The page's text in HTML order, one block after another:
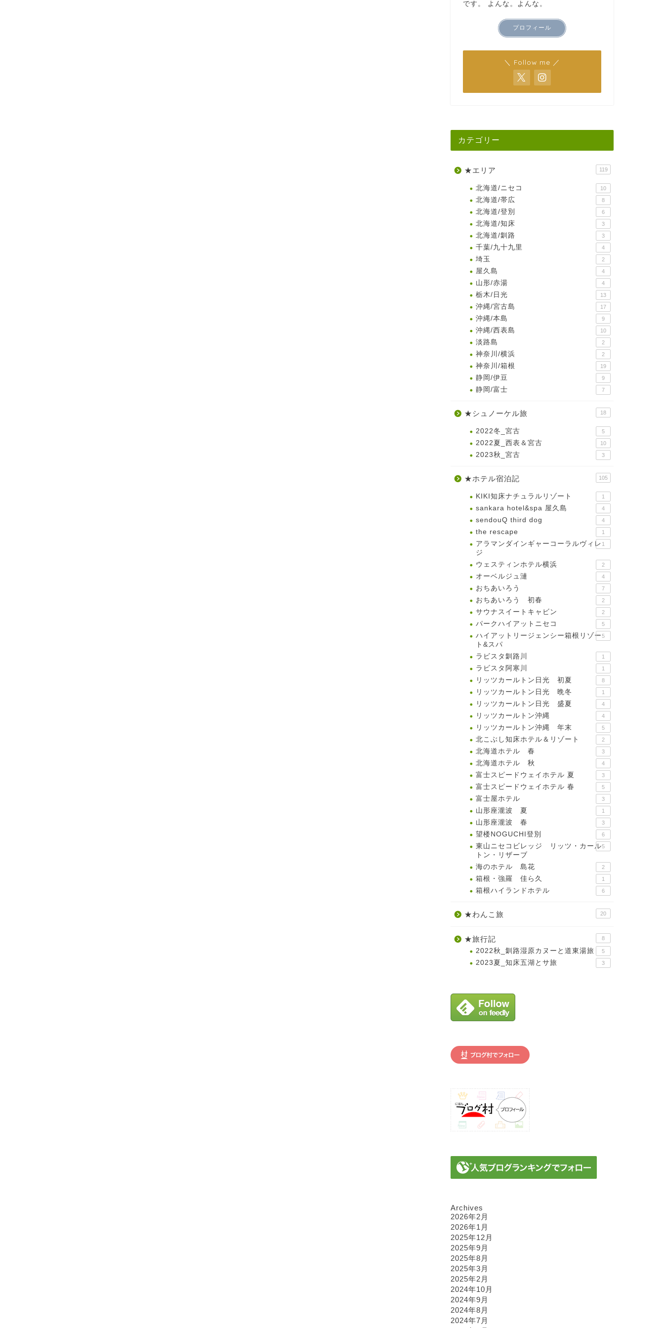
です。 よんな。よんな。
プロフィール
＼ Follow me ／
カテゴリー
★エリア 119
北海道/ニセコ 10
北海道/帯広 8
北海道/登別 6
北海道/知床 3
北海道/釧路 3
千葉/九十九里 4
埼玉 2
屋久島 4
山形/赤湯 4
栃木/日光 13
沖縄/宮古島 17
沖縄/本島 9
沖縄/西表島 10
淡路島 2
神奈川/横浜 2
神奈川/箱根 19
静岡/伊豆 9
静岡/富士 7
★シュノーケル旅 18
2022冬_宮古 5
2022夏_西表＆宮古 10
2023秋_宮古 3
★ホテル宿泊記 105
KIKI知床ナチュラルリゾート 1
sankara hotel&spa 屋久島 4
sendouQ third dog 4
the rescape 1
アラマンダインギャーコーラルヴィレ
ジ
1
ウェスティンホテル横浜 2
オーベルジュ漣 4
おちあいろう 7
おちあいろう 初春 2
サウナスイートキャビン 2
パークハイアットニセコ 5
ハイアットリージェンシー箱根リゾー
ト&スパ
5
ラビスタ釧路川 1
ラビスタ阿寒川 1
リッツカールトン日光 初夏 8
リッツカールトン日光 晩冬 1
リッツカールトン日光 盛夏 4
リッツカールトン沖縄 4
リッツカールトン沖縄 年末 5
北こぶし知床ホテル＆リゾート 2
北海道ホテル 春 3
北海道ホテル 秋 4
富士スピードウェイホテル 夏 3
富士スピードウェイホテル 春 5
富士屋ホテル 3
山形座瀧波 夏 1
山形座瀧波 春 3
望楼NOGUCHI登別 6
東山ニセコビレッジ リッツ・カール
トン・リザーブ
5
海のホテル 島花 2
箱根・強羅 佳ら久 1
箱根ハイランドホテル 6
★わんこ旅 20
★旅行記 8
2022秋_釧路湿原カヌーと道東湯旅 5
2023夏_知床五湖とサ旅 3
Archives
2026年2月
2026年1月
2025年12月
2025年9月
2025年8月
2025年3月
2025年2月
2024年10月
2024年9月
2024年8月
2024年7月